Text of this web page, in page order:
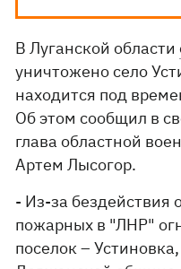
В Луганской области
уничтожено село
находится под
Об этом сообщил в
глава областной
Артем Лысогор.
- Из-за бездействия
пожарных в "ЛНР"
поселок –